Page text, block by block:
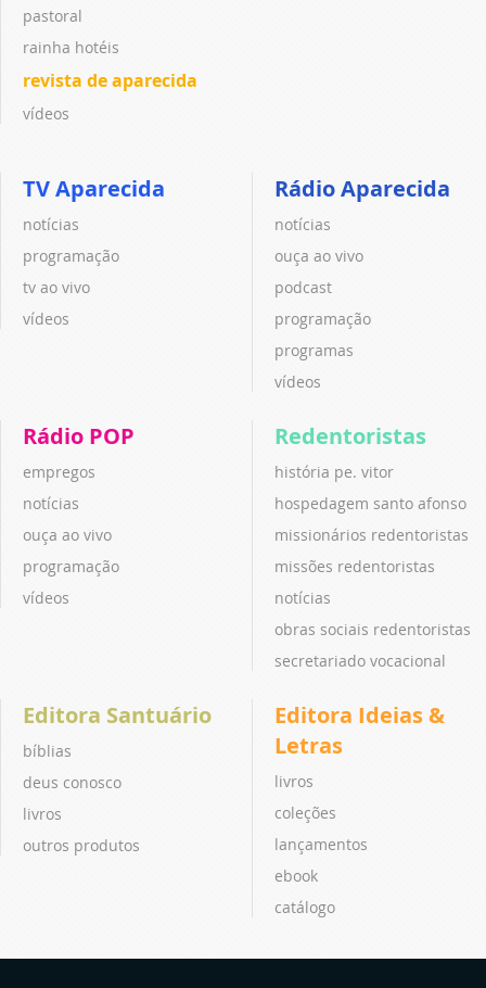
pastoral
rainha hotéis
revista de aparecida
vídeos
TV Aparecida
notícias
programação
tv ao vivo
vídeos
Rádio Aparecida
notícias
ouça ao vivo
podcast
programação
programas
vídeos
Rádio POP
empregos
notícias
ouça ao vivo
programação
vídeos
Redentoristas
história pe. vitor
hospedagem santo afonso
missionários redentoristas
missões redentoristas
notícias
obras sociais redentoristas
secretariado vocacional
Editora Santuário
bíblias
deus conosco
livros
outros produtos
Editora Ideias &
Letras
livros
coleções
lançamentos
ebook
catálogo